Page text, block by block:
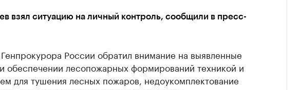
взял ситуацию на личный контроль, сообщили в пресс-
России обратил внимание на выявленные
обеспечении лесопожарных формирований техникой и
для тушения лесных пожаров, недоукомплектование